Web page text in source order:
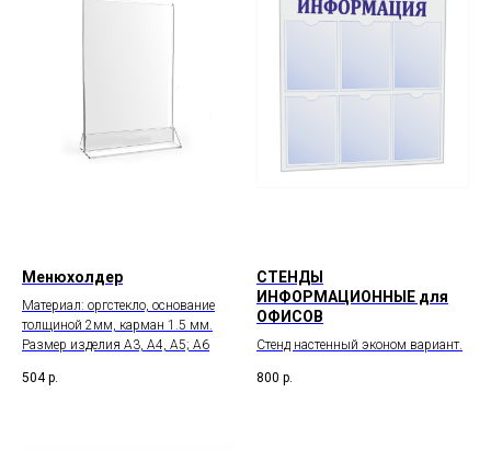
Менюхолдер
Материал: оргстекло, основание
толщиной 2мм, карман 1.5 мм.
Размер изделия А3, А4, А5; А6
504 р.
СТЕНДЫ
ИНФОРМАЦИОННЫЕ для
ОФИСОВ
Стенд настенный эконом вариант.
800 р.